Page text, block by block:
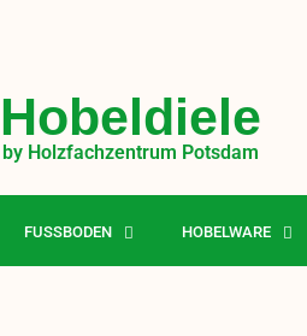
Hobeldiele
by Holzfachzentrum Potsdam
FUSSBODEN HOBELWARE